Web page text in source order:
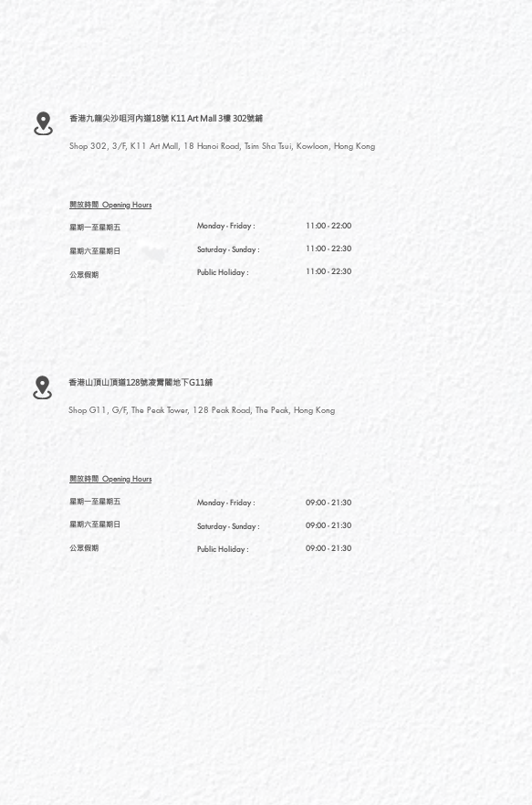
11:00 - 22:00
11:00 - 22:30
11:00 - 22:30
香港九龍尖沙咀河內道18號 K11 Art Mall 3樓 302號鋪
Shop 302, 3/F, K11 Art Mall, 18 Hanoi Road, Tsim Sha Tsui, Kowloon, Hong Kong
開放時間 Opening Hours
星期一至星期五
星期六至星期日
公眾假期
Monday - Friday :
Saturday- Sunday :
Public Holiday :
香港山頂山頂道128號凌霄閣地下G11舖
Shop G11, G/F, The Peak Tower, 128 Peak Road, The Peak, Hong Kong
開放時間 Opening Hours
星期一至星期五
星期六至星期日
公眾假期
Monday - Friday :
Saturday- Sunday :
Public Holiday :
09:00 - 21:30
09:00 - 21:30
09:00 - 21:30